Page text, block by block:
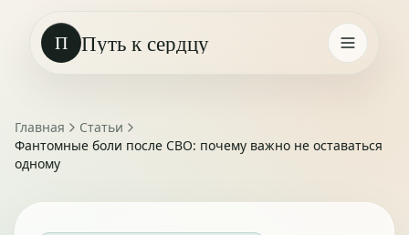
П Путь к сердцу
Главная
Статьи
Фантомные боли после СВО: почему важно не оставаться
одному